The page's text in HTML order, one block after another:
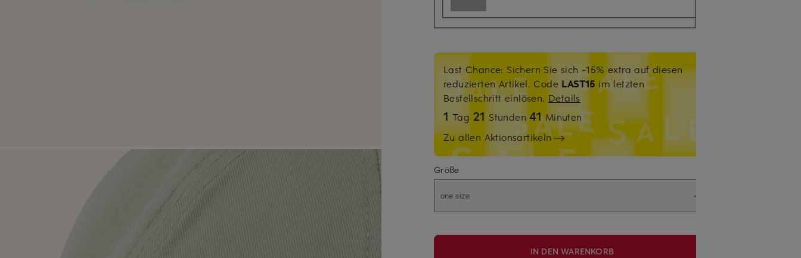
Last Chance: Sichern Sie sich -15% extra auf diesen
reduzierten Artikel. Code LAST15 im letzten
Bestellschritt einlösen. Details
1 Tag 21 Stunden41Minuten
Zu allen Aktionsartikeln
Größe
one size
IN DEN WARENKORB